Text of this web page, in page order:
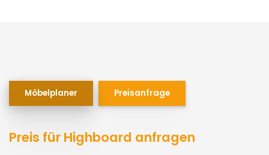
Möbelplaner Preisanfrage
Preis für Highboard anfragen